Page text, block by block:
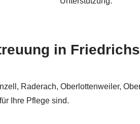
in
Raderach, Oberlottenweiler,
Ihre Pflege sind.